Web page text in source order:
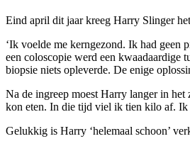
Eind april dit jaar kreeg Harry Slinger
‘Ik voelde me kerngezond. Ik had geen
een coloscopie werd een kwaadaardige
biopsie niets opleverde. De enige
Na de ingreep moest Harry langer in
kon eten. In die tijd viel ik tien kilo af. Ik
Gelukkig is Harry ‘helemaal schoon’